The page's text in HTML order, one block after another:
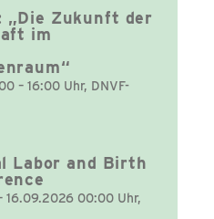
„Die Zukunft der
im
– 16:00 Uhr, DNVF-
Labor and Birth
16.09.2026 00:00 Uhr,